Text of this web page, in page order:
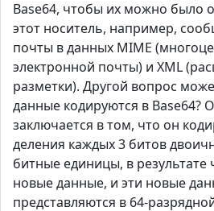
Base64, чтобы их можно было
этот носитель, например,
почты в данных MIME
электронной почты) и XML
разметки). Другой вопрос
данные кодируются в Base64?
заключается в том, что он
деления каждых 3 битов
битные единицы, в результате
новые данные, и эти новые
представляются в 64-